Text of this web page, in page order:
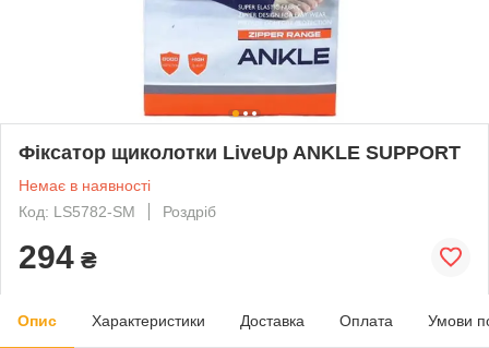
Фіксатор щиколотки LiveUp ANKLE SUPPORT
Немає в наявності
Код: LS5782-SM
Роздріб
294 ₴
Опис Характеристики Доставка Оплата Умови